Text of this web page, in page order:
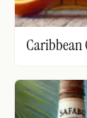
Caribbean